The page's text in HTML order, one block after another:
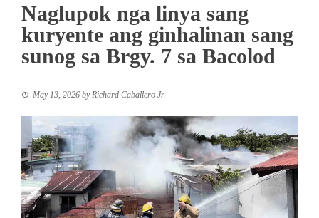
Naglupok nga linya sang
kuryente ang ginhalinan sang
sunog sa Brgy. 7 sa Bacolod
May 13, 2026 by Richard Caballero Jr